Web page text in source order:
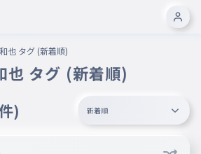
也 タグ (新着順)
也 タグ (新着順)
) 新着順